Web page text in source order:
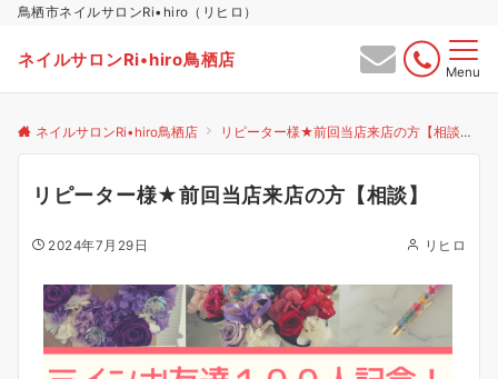
鳥栖市ネイルサロンRi•hiro（リヒロ）
ネイルサロンRi•hiro鳥栖店
Menu
ネイルサロンRi•hiro鳥栖店 リピーター様★前回当店来店の方【相談】
リピーター様★前回当店来店の方【相談】
2024年7月29日 リヒロ